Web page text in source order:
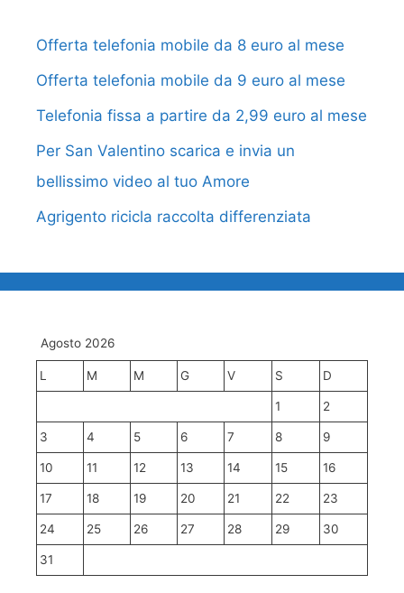
Offerta telefonia mobile da 8 euro al mese
Offerta telefonia mobile da 9 euro al mese
Telefonia fissa a partire da 2,99 euro al mese
Per San Valentino scarica e invia un
bellissimo video al tuo Amore
Agrigento ricicla raccolta differenziata
Agosto 2026
L M M G V S D
1 2
3 4 5 6 7 8 9
10 11 12 13 14 15 16
17 18 19 20 21 22 23
24 25 26 27 28 29 30
31